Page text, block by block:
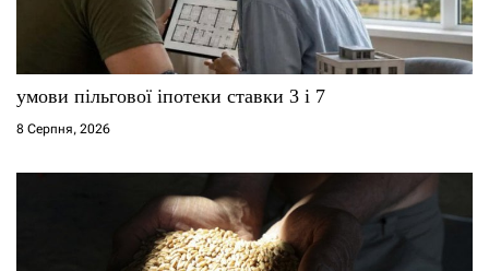
умови пільгової іпотеки ставки 3 і 7
8 Серпня, 2026